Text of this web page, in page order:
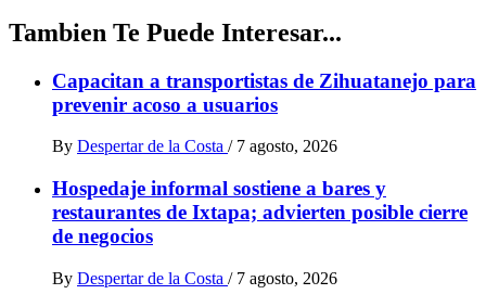
Tambien Te Puede Interesar...
Capacitan a transportistas de Zihuatanejo para
prevenir acoso a usuarios
By Despertar de la Costa / 7 agosto, 2026
Hospedaje informal sostiene a bares y
restaurantes de Ixtapa; advierten posible cierre
de negocios
By Despertar de la Costa / 7 agosto, 2026